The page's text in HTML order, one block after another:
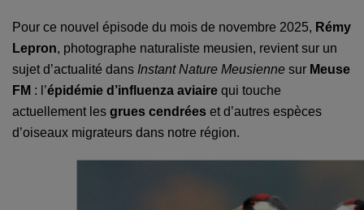
Pour ce nouvel épisode du mois de novembre 2025, Rémy
Lepron, photographe naturaliste meusien, revient sur un
sujet d’actualité dans Instant Nature Meusienne sur Meuse
FM : l’épidémie d’influenza aviaire qui touche
actuellement les grues cendrées et d’autres espèces
d’oiseaux migrateurs dans notre région.